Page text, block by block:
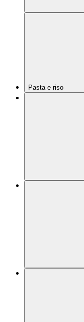
Pasta e riso